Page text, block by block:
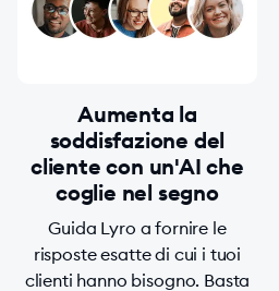
Aumenta la
soddisfazione del
cliente con un'AI che
coglie nel segno
Guida Lyro a fornire le
risposte esatte di cui i tuoi
clienti hanno bisogno. Basta